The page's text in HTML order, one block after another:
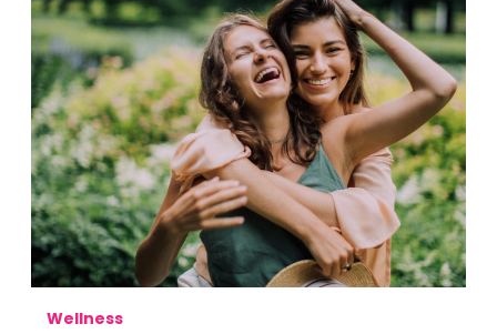
Wellness